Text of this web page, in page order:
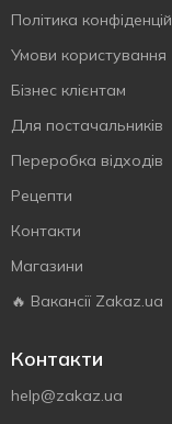
Політика
Умови користування
Бізнес клієнтам
Для постачальників
Переробка відходів
Рецепти
Контакти
Магазини
🔥 Вакансії Zakaz.ua
Контакти
help@zakaz.ua